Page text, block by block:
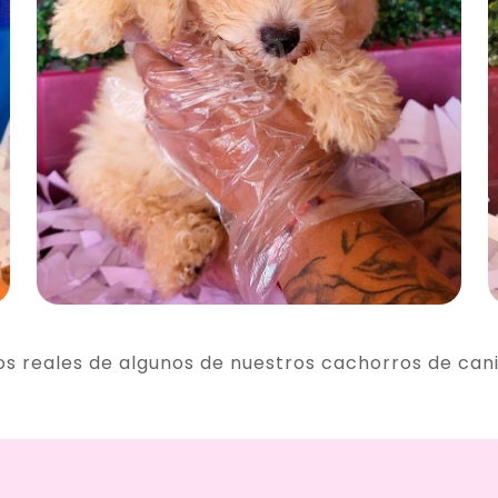
reales de algunos de nuestros cachorros de